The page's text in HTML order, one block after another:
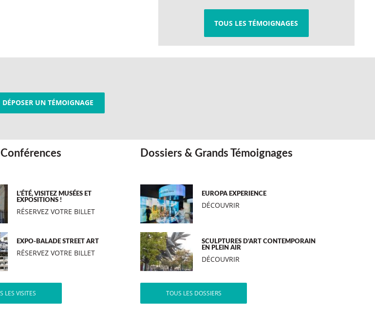
TOUS LES TÉMOIGNAGES
DÉPOSER UN TÉMOIGNAGE
L’ÉTÉ, VISITEZ MUSÉES ET
EXPOSITIONS !
RÉSERVEZ VOTRE BILLET
EXPO-BALADE STREET ART
RÉSERVEZ VOTRE BILLET
LES VISITES
Dossiers & Grands Témoignages
EUROPA EXPERIENCE
DÉCOUVRIR
SCULPTURES D’ART CONTEMPORAIN
EN PLEIN AIR
DÉCOUVRIR
TOUS LES DOSSIERS